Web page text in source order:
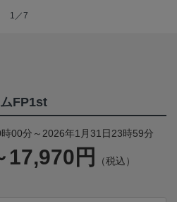
1／7
FP1st
00分～2026年1月31日23時59分
17,970円 （税込）